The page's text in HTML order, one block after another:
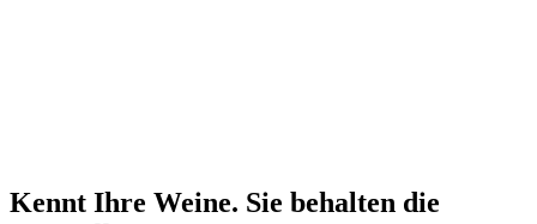
Kennt Ihre Weine. Sie behalten die